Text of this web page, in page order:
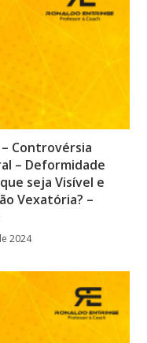
– Controvérsia
– Deformidade
seja Visível e
Vexatória? –
2024